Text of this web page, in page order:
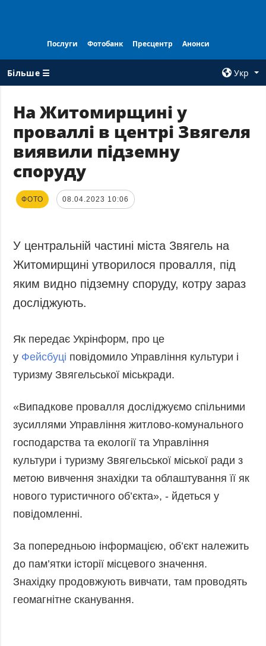
Послуги Фотобанк Пресцентр Анонси
Більше ☰
Укр
ВСI РУБРИКИ
Війна
Відбудова
Економіка
Світ
Регіони
Суcпільcтво
Культура
Спорт
АГЕНТСТВО
Про нас
Запобігання та
протидія
та захисту
персональних
даних
РЕДАКЦІЙНИЙ
КОДЕКС
Розсилки
ДОДАТКОВО
Подкасти
Публікації
Інтерв'ю
Фото
Відео
Блоги
Інфографіка
Послуги
Фотобанк
Анонси
РОЗСИЛКИ
На Житомирщині у
проваллі в центрі Звягеля
виявили підземну
споруду
ФОТО 08.04.2023 10:06
У центральній частині міста Звягель на
Житомирщині утворилося провалля, під
яким видно підземну споруду, котру зараз
досліджують.
Як передає Укрінформ, про це
у Фейсбуці повідомило Управління культури і
туризму Звягельської міськради.
«Випадкове провалля досліджуємо спільними
зусиллями Управління житлово-комунального
господарства та екології та Управління
культури і туризму Звягельської міської ради з
метою вивчення знахідки та облаштування її як
нового туристичного об’єкта», - йдеться у
повідомленні.
За попередньою інформацією, об’єкт належить
до пам’ятки історії місцевого значення.
Знахідку продовжують вивчати, там проводять
геомагнітне сканування.